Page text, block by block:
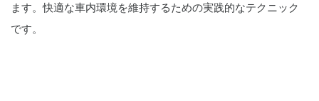
ます。快適な車内環境を維持するための実践的なテクニック
です。